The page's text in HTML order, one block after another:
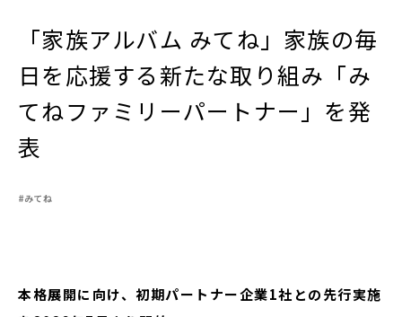
「家族アルバム みてね」家族の毎
日を応援する新たな取り組み「み
てねファミリーパートナー」を発
表
#みてね
本格展開に向け、初期パートナー企業1社との先行実施
2026年 2025年
2024年